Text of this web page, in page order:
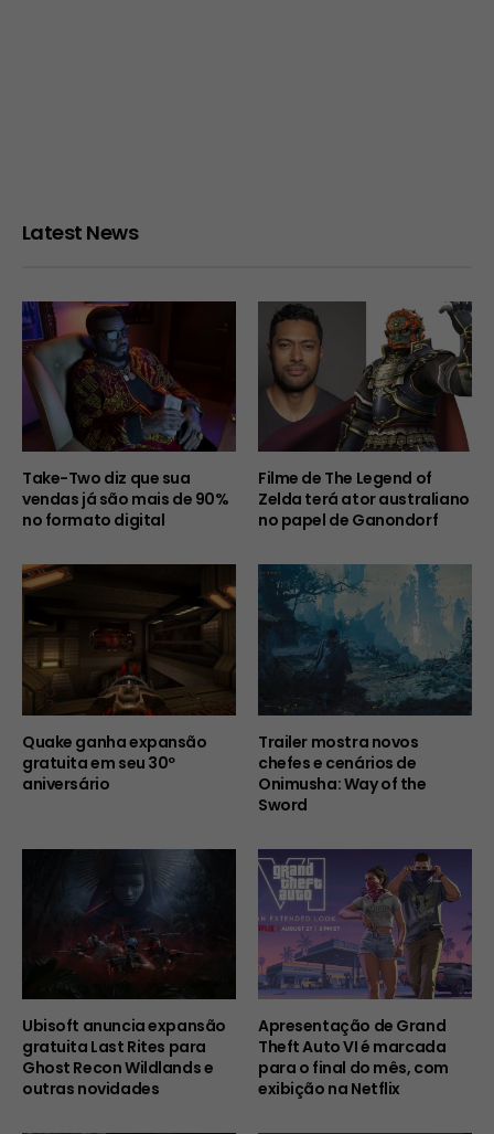
Latest News
Take-Two diz que sua
vendas já são mais de 90%
no formato digital
Filme de The Legend of
Zelda terá ator australiano
no papel de Ganondorf
Quake ganha expansão
gratuita em seu 30º
aniversário
Trailer mostra novos
chefes e cenários de
Onimusha: Way of the
Sword
Ubisoft anuncia expansão
gratuita Last Rites para
Ghost Recon Wildlands e
outras novidades
Apresentação de Grand
Theft Auto VI é marcada
para o final do mês, com
exibição na Netflix